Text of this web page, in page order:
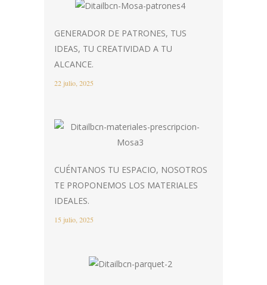
GENERADOR DE PATRONES, TUS
IDEAS, TU CREATIVIDAD A TU
ALCANCE.
22 julio, 2025
CUÉNTANOS TU ESPACIO, NOSOTROS
TE PROPONEMOS LOS MATERIALES
IDEALES.
15 julio, 2025